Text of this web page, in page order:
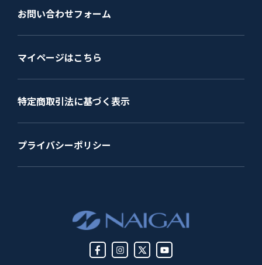
お問い合わせフォーム
マイページはこちら
特定商取引法に基づく表示
プライバシーポリシー